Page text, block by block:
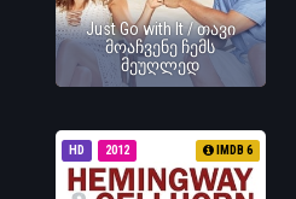
Just Go with It / თავი
მოაჩვენე ჩემს
მეუღლედ
HD 2012 IMDB 6